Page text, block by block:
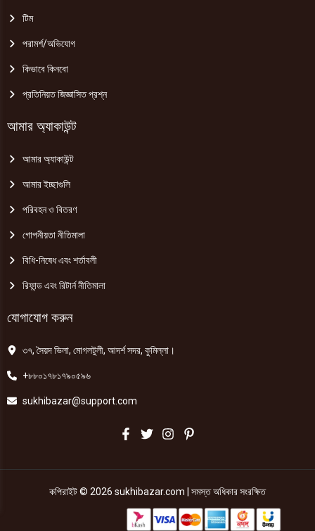
টিম
পরামর্শ/অভিযোগ
কিভাবে কিনবো
প্রতিনিয়ত জিজ্ঞাসিত প্রশ্ন
আমার অ্যাকাউন্ট
আমার অ্যাকাউন্ট
আমার ইচ্ছাগুলি
পরিবহন ও বিতরণ
গোপনীয়তা নীতিমালা
বিধি-নিষেধ এবং শর্তাবলী
রিফান্ড এবং রিটার্ন নীতিমালা
যোগাযোগ করুন
৩৭, সৈয়দ ভিলা, মোগলটুলী, আদর্শ সদর, কুমিল্লা।
+৮৮০১৭৮১৭৯০৫৯৬
sukhibazar@support.com
কপিরাইট © 2026 sukhibazar.com | সমস্ত অধিকার সংরক্ষিত